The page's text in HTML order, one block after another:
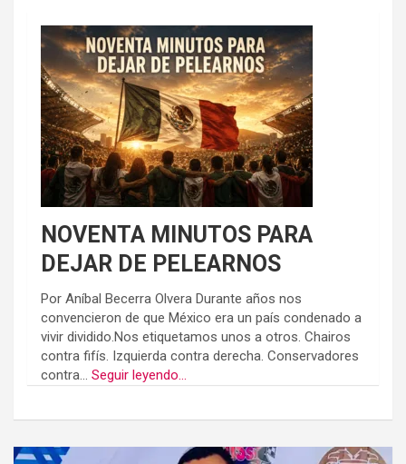
NOVENTA MINUTOS PARA
DEJAR DE PELEARNOS
Por Aníbal Becerra Olvera Durante años nos
convencieron de que México era un país condenado a
vivir dividido.Nos etiquetamos unos a otros. Chairos
contra fifís. Izquierda contra derecha. Conservadores
contra... Seguir leyendo...